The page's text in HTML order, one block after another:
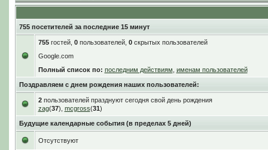
755 посетителей за последние 15 минут
755гостей, 0пользователей, 0скрытых пользователей
Google.com
Полный список по: последним действиям именам пользователей
Поздравляем с днем рождения наших пользователей:
2пользователей празднуют сегодня свой день рождения
zag(37), mcgross(31)
Будущие календарные события (в пределах 5 дней)
Отсутствуют